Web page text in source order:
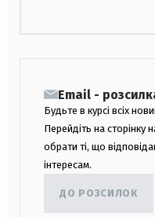
Email -
Будьте в курсі всіх
Перейдіть на сторінку
обрати ті, що
інтересам.
ДО РОЗСИЛОК